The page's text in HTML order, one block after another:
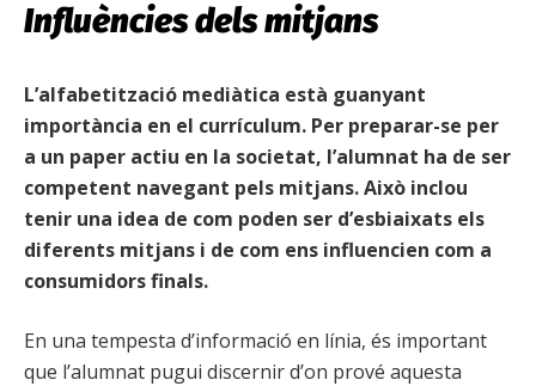
Influències dels mitjans
L’alfabetització mediàtica està guanyant
importància en el currículum. Per preparar-se per
a un paper actiu en la societat, l’alumnat ha de ser
competent navegant pels mitjans. Això inclou
tenir una idea de com poden ser d’esbiaixats els
diferents mitjans i de com ens influencien com a
consumidors finals.
En una tempesta d’informació en línia, és important
que l’alumnat pugui discernir d’on prové aquesta